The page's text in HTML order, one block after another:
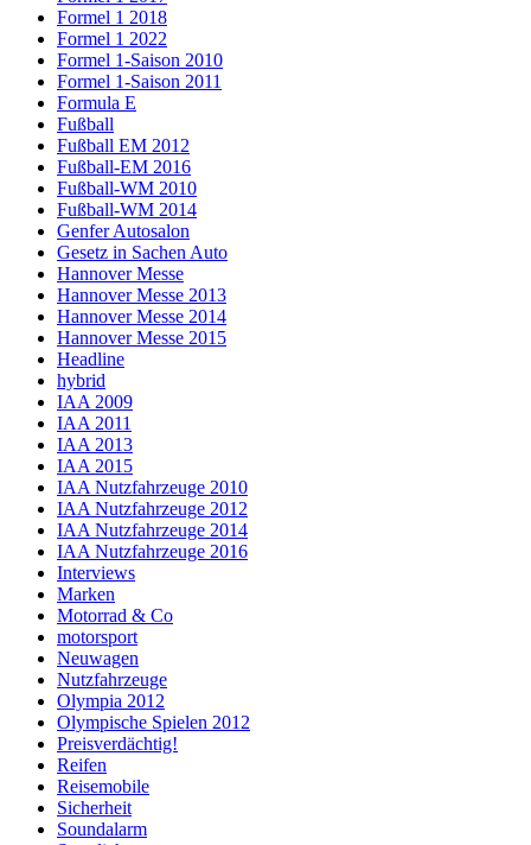
Formel 1 2018
Formel 1 2022
Formel 1-Saison 2010
Formel 1-Saison 2011
Formula E
Fußball
Fußball EM 2012
Fußball-EM 2016
Fußball-WM 2010
Fußball-WM 2014
Genfer Autosalon
Gesetz in Sachen Auto
Hannover Messe
Hannover Messe 2013
Hannover Messe 2014
Hannover Messe 2015
Headline
hybrid
IAA 2009
IAA 2011
IAA 2013
IAA 2015
IAA Nutzfahrzeuge 2010
IAA Nutzfahrzeuge 2012
IAA Nutzfahrzeuge 2014
IAA Nutzfahrzeuge 2016
Interviews
Marken
Motorrad & Co
motorsport
Neuwagen
Nutzfahrzeuge
Olympia 2012
Olympische Spielen 2012
Preisverdächtig!
Reifen
Reisemobile
Sicherheit
Soundalarm